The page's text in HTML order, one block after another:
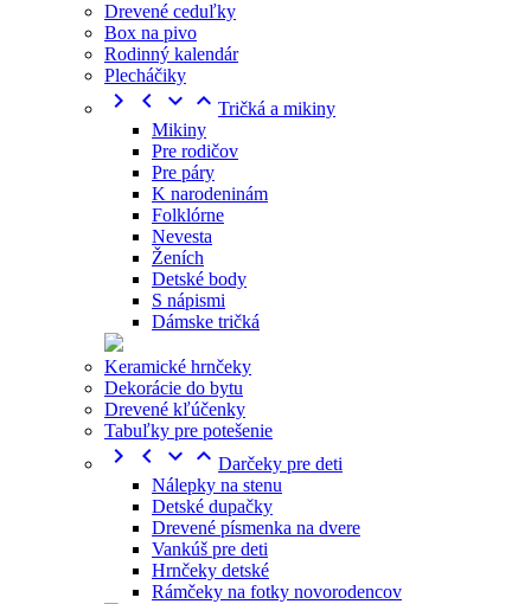
Drevené ceduľky
Box na pivo
Rodinný kalendár
Plecháčiky
    Tričká a mikiny
Mikiny
Pre rodičov
Pre páry
K narodeninám
Folklórne
Nevesta
Ženích
Detské body
S nápismi
Dámske tričká
Keramické hrnčeky
Dekorácie do bytu
Drevené kľúčenky
Tabuľky pre potešenie
    Darčeky pre deti
Nálepky na stenu
Detské dupačky
Drevené písmenka na dvere
Vankúš pre deti
Hrnčeky detské
Rámčeky na fotky novorodencov